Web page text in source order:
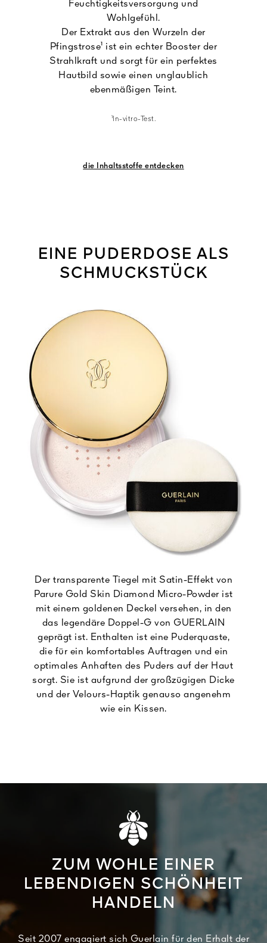
Feuchtigkeitsversorgung und
Wohlgefühl.
Der Extrakt aus den Wurzeln der
Pfingstrose¹ ist ein echter Booster der
Strahlkraft und sorgt für ein perfektes
Hautbild sowie einen unglaublich
ebenmäßigen Teint.
¹In-vitro-Test.
die Inhaltsstoffe entdecken
EINE PUDERDOSE ALS
SCHMUCKSTÜCK
Der transparente Tiegel mit Satin-Effekt von
Parure Gold Skin Diamond Micro-Powder ist
mit einem goldenen Deckel versehen, in den
das legendäre Doppel-G von GUERLAIN
geprägt ist. Enthalten ist eine Puderquaste,
die für ein komfortables Auftragen und ein
optimales Anhaften des Puders auf der Haut
sorgt. Sie ist aufgrund der großzügigen Dicke
und der Velours-Haptik genauso angenehm
wie ein Kissen.
ZUM WOHLE EINER
LEBENDIGEN SCHÖNHEIT
HANDELN
Seit 2007 engagiert sich Guerlain für den Erhalt der